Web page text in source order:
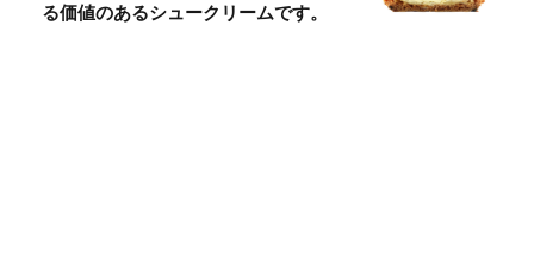
る価値のあるシュークリームです。